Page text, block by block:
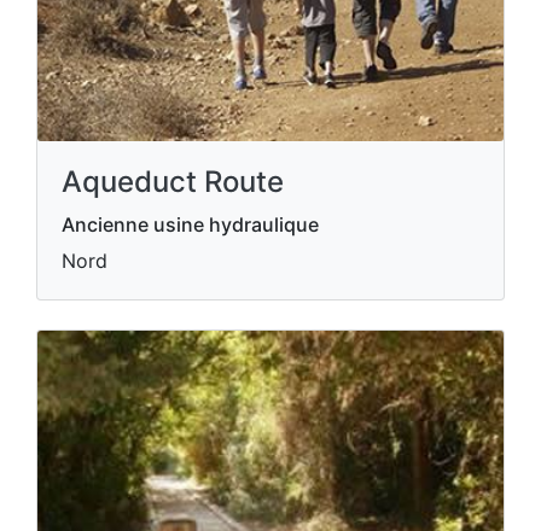
Aqueduct Route
Ancienne usine hydraulique
Nord